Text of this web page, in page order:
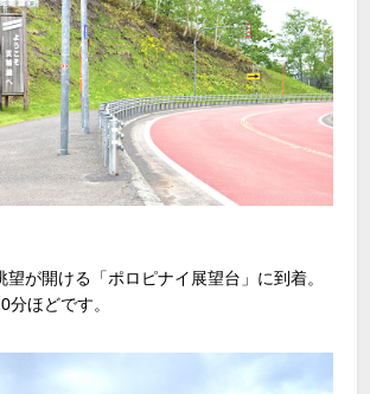
が開ける「ポロピナイ展望台」に到着。
分ほどです。